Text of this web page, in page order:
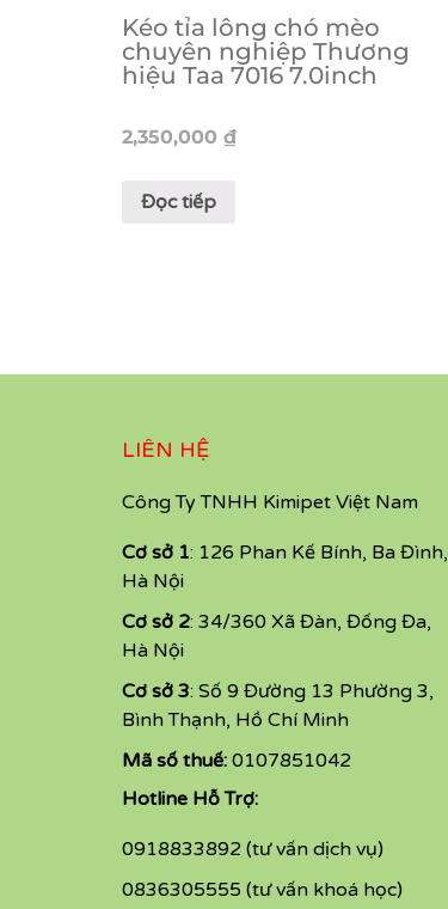
Kéo tỉa lông chó mèo
chuyên nghiệp Thương
hiệu Taa 7016 7.0inch
2,350,000 ₫
Đọc tiếp
LIÊN HỆ
Công Ty TNHH Kimipet Việt Nam
Cơ sở 1: 126 Phan Kế Bính, Ba Đình,
Hà Nội
Cơ sở 2: 34/360 Xã Đàn, Đống Đa,
Hà Nội
Cơ sở 3: Số 9 Đường 13 Phường 3,
Bình Thạnh, Hồ Chí Minh
Mã số thuế: 0107851042
Hotline Hỗ Trợ:
0918833892 (tư vấn dịch vụ)
0836305555 (tư vấn khoá học)